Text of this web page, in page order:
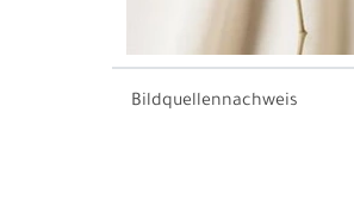
Bildquellennachweis